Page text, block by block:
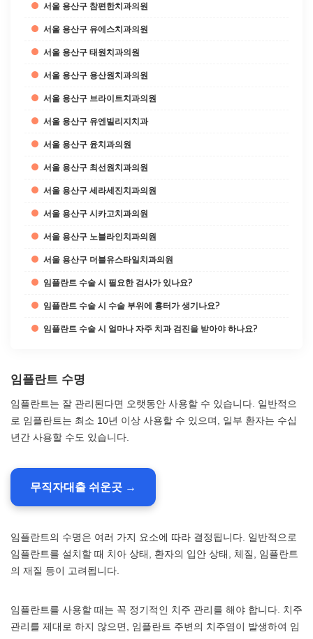
서울 용산구 참편한치과의원
서울 용산구 유에스치과의원
서울 용산구 태원치과의원
서울 용산구 용산원치과의원
서울 용산구 브라이트치과의원
서울 용산구 유엔빌리지치과
서울 용산구 윤치과의원
서울 용산구 최선원치과의원
서울 용산구 세라세진치과의원
서울 용산구 시카고치과의원
서울 용산구 노블라인치과의원
서울 용산구 더블유스타일치과의원
임플란트 수술 시 필요한 검사가 있나요?
임플란트 수술 시 수술 부위에 흉터가 생기나요?
임플란트 수술 시 얼마나 자주 치과 검진을 받아야 하나요?
임플란트 수명
임플란트는 잘 관리된다면 오랫동안 사용할 수 있습니다. 일반적으
로 임플란트는 최소 10년 이상 사용할 수 있으며, 일부 환자는 수십
년간 사용할 수도 있습니다.
무직자대출 쉬운곳 →
임플란트의 수명은 여러 가지 요소에 따라 결정됩니다. 일반적으로
임플란트를 설치할 때 치아 상태, 환자의 입안 상태, 체질, 임플란트
의 재질 등이 고려됩니다.
임플란트를 사용할 때는 꼭 정기적인 치주 관리를 해야 합니다. 치주
관리를 제대로 하지 않으면, 임플란트 주변의 치주염이 발생하여 임